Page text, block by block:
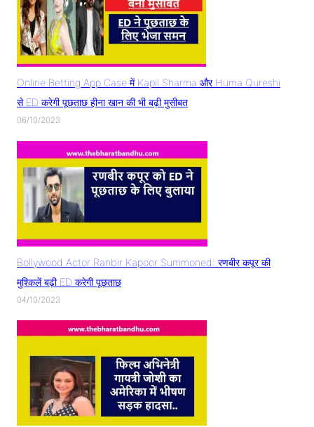
Online Betting App Case में Kapil Sharma और Huma Qureshi
से ED करेगी पूछताछ हीना खान की भी बढ़ी मुसीबत
06/10/2023
Bollywood Actor Ranbir Kapoor Summoned: रणबीर कपूर की
मुश्किलें बढ़ी ED करेगी पूछताछ
04/10/2023